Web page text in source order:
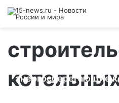
энергосберегающие